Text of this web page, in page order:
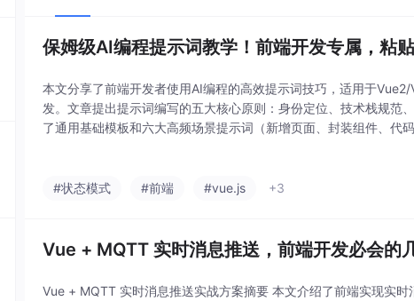
保姆级AI编程提示词教学！前端开发专属，粘
本文分享了前端开发者使用AI编程的高效提示词技巧，适用于
发。文章提出提示词编写的五大核心原则：身份定位、技术栈规范
了通用基础模板和六大高频场景提示词（新增页面、封装组件、代
#状态模式 #前端 #vue.js +3
Vue + MQTT 实时消息推送，前端开发必会的
Vue + MQTT 实时消息推送实战方案摘要 本文介绍了前端实现实